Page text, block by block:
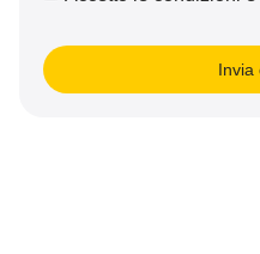
Invia